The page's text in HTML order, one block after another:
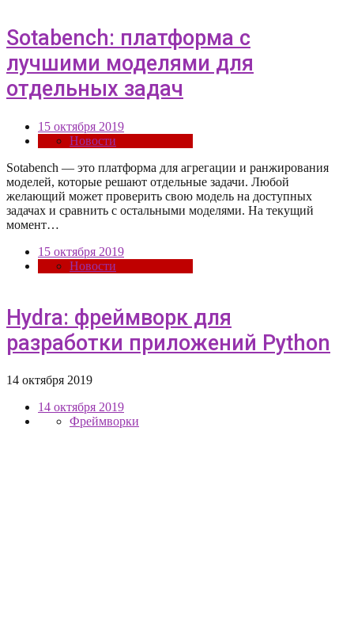
Sotabench: платформа с
лучшими моделями для
отдельных задач
15 октября 2019
Новости
Sotabench — это платформа для агрегации и ранжирования
моделей, которые решают отдельные задачи. Любой
желающий может проверить свою модель на доступных
задачах и сравнить с остальными моделями. На текущий
момент…
15 октября 2019
Новости
Hydra: фреймворк для
разработки приложений Python
14 октября 2019
14 октября 2019
Фреймворки